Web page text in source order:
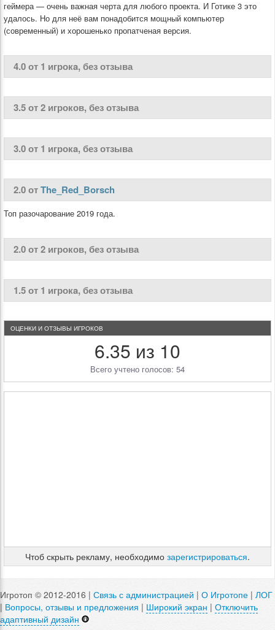
геймера — очень важная черта для любого проекта. И Готике 3 это
удалось. Но для неё вам понадобится мощный компьютер
(современный) и хорошенько пропатченая версия.
4.0 от 1 игрокa, без отзыва
3.5 от 2 игроков, без отзыва
3.0 от 1 игрокa, без отзыва
2.0 отThe_Red_Borsch
Топ разочарование 2019 года.
2.0 от 2 игроков, без отзыва
1.5 от 1 игрокa, без отзыва
ОЦЕНКИ И ОТЗЫВЫ ИГРОКОВ
6.35 из 10
Всего учтено голосов: 54
Чтоб скрыть рекламу, необходимо зарегистрироваться.
Игротоп © 2012-2016 | Связь с администрацией | О Игротопе | ЛОГ
| Вопросы, отзывы и предложения | Широкий экран | Отключить
адаптивный дизайн